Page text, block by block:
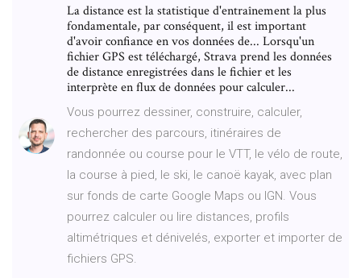
La distance est la statistique d'entraînement la plus
fondamentale, par conséquent, il est important
d'avoir confiance en vos données de... Lorsqu'un
fichier GPS est téléchargé, Strava prend les données
de distance enregistrées dans le fichier et les
interprète en flux de données pour calculer...
Vous pourrez dessiner, construire, calculer,
rechercher des parcours, itinéraires de
randonnée ou course pour le VTT, le vélo de route,
la course à pied, le ski, le canoë kayak, avec plan
sur fonds de carte Google Maps ou IGN. Vous
pourrez calculer ou lire distances, profils
altimétriques et dénivelés, exporter et importer de
fichiers GPS.